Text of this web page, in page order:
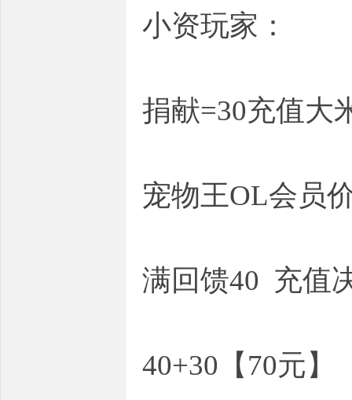
小资玩家：
捐献=30充值大
宠物王OL会员
满回馈40 充值
40+30【70元】